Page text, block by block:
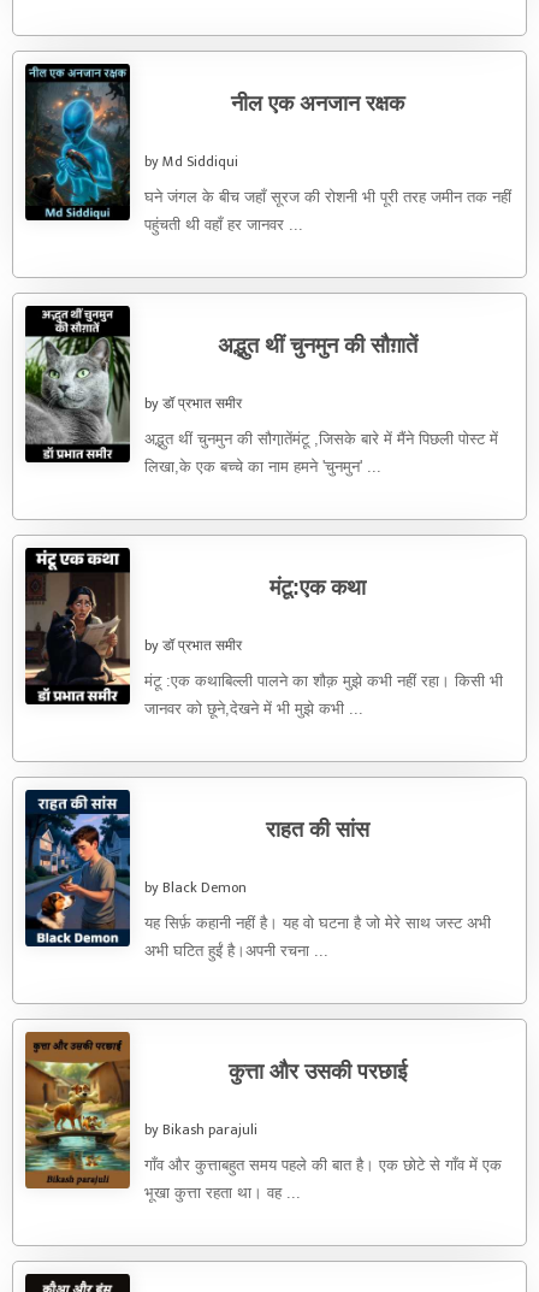
नील एक अनजान रक्षक
by Md Siddiqui
घने जंगल के बीच जहाँ सूरज की रोशनी भी पूरी तरह जमीन तक नहीं
पहुंचती थी वहाँ हर जानवर ...
अद्भुत थीं चुनमुन की सौग़ातें
by डॉ प्रभात समीर
अद्भुत थीं चुनमुन की सौगा़तेंमंटू ,जिसके बारे में मैंने पिछली पोस्ट में
लिखा,के एक बच्चे का नाम हमने 'चुनमुन' ...
मंटू:एक कथा
by डॉ प्रभात समीर
मंटू :एक कथाबिल्ली पालने का शौक़ मुझे कभी नहीं रहा। किसी भी
जानवर को छूने,देखने में भी मुझे कभी ...
राहत की सांस
by Black Demon
यह सिर्फ़ कहानी नहीं है। यह वो घटना है जो मेरे साथ जस्ट अभी
अभी घटित हुईं है।अपनी रचना ...
कुत्ता और उसकी परछाई
by Bikash parajuli
गाँव और कुत्ताबहुत समय पहले की बात है। एक छोटे से गाँव में एक
भूखा कुत्ता रहता था। वह ...